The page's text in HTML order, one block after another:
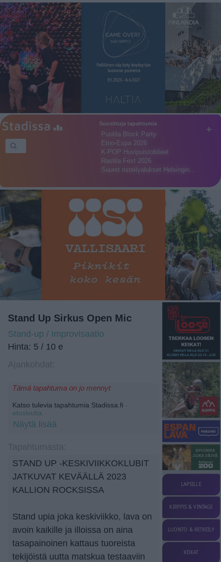
+
Suosittuja tapahtumia
Puotila Block Party
Etno-Espa 2026
K-POP Huvipuistobileet
Rastila Fest 2026
Suuret risteilyalukset Helsingin…
Stand Up Sirkus Open Mic
Stand-up / Improvisaatio
Hinta: 5 / 10 e
Tämä tapahtuma on jo mennyt
Katso tulevia tapahtumia Stadissa.fi -
etusivulta.
Näytä lisää
STAND UP -KESKIVIIKKOKLUBIT
JATKUVAT KEVÄÄLLÄ 2023
KALLION ROCKSISSA
Stand upia joka keskiviikko, lava on
avoin kaikille ja illoissa on aina
tasapainoinen kattaus tuoreista
tekijöistä uutta matskua testaaviin
LAPSILLE
KIRPPIS & VINTAGE
LUONTO & RETKEILY
KEIKAT